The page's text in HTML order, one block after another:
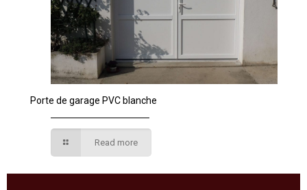
Porte de garage PVC blanche
Read more